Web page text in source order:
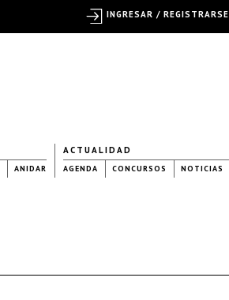
ANIDAR
ACTUALIDAD
AGENDA CONCURSOS NOTICIAS
INGRESAR / REGISTRARSE